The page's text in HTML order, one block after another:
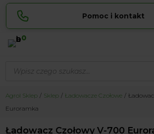
Pomoc i kontakt
Sylwia
729 856 ...
0
produktów
Agrol Sklep Sklep Ładowacze Czołowe
Euroramka
Ładowacz Czołowy V-700